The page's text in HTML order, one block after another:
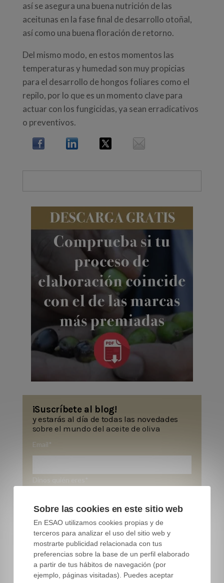
asíse asegura una buena nutrición de las
aceitunas en la fase final de desarrollo otoñal,
así como una buena floración de retorno.
Del mismo modo, en estos momentos las
temperaturas y humedad son muy propicias
para el desarrollo de hongos foliares como el
repilo, por lo que es un momento clave para
actuar con los fungicidas, ya sean erradicativos
o preventivos.
¡Suscríbete al blog!
y estarás al día de todas las novedades
sobre el mundo del aceite de oliva
Email *
Dinos quién eres
He leído y acepto laPolítica de Privacidad y
Protección de Datos*
Sobre las cookies en este sitio web
En ESAO utilizamos cookies propias y de
terceros para analizar el uso del sitio web y
mostrarte publicidad relacionada con tus
preferencias sobre la base de un perfil elaborado
a partir de tus hábitos de navegación (por
ejemplo, páginas visitadas). Puedes aceptar